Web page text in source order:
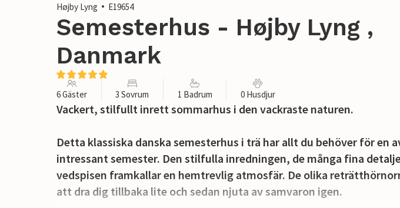
Højby Lyng
E19654
Semesterhus - Højby Lyng ,
Danmark
6 Gäster 3 Sovrum 1 Badrum 0 Husdjur
Vackert, stilfullt inrett sommarhus i den vackraste naturen.
Detta klassiska danska semesterhus i trä har allt du behöver för en
intressant semester. Den stilfulla inredningen, de många fina
vedspisen framkallar en hemtrevlig atmosfär. De olika
att dra dig tillbaka lite och sedan njuta av samvaron igen.